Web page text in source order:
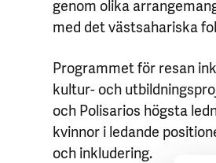
genom olika
med det västsahariska
Programmet för resan
kultur- och
och Polisarios högsta
kvinnor i ledande
och inkludering.